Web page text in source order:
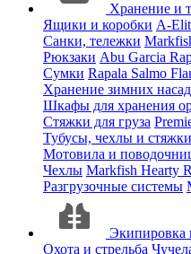
Хранение и
Ящики и коробки A-
Санки, тележки
Рюкзаки Abu Garcia
Сумки Rapala Salmo
Хранение зимних
Шкафы для хранения
Стяжки для груза
Тубусы, чехлы и
Мотовила и
Чехлы Markfish Hearty
Разгрузочные системы
Экипировка
Охота и стрельба